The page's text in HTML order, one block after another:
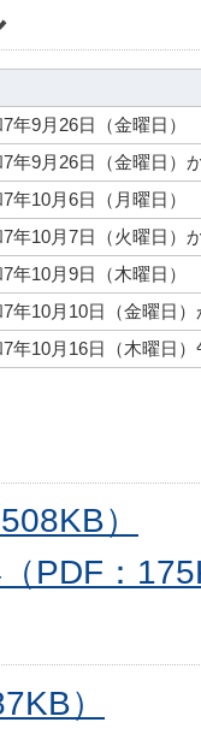
年9月26日（金曜日）
年9月26日（金曜日）
年10月6日（月曜日）
年10月7日（火曜日）
年10月9日（木曜日）
年10月10日（金曜日
年10月16日（木曜日）
）
PDF：
）